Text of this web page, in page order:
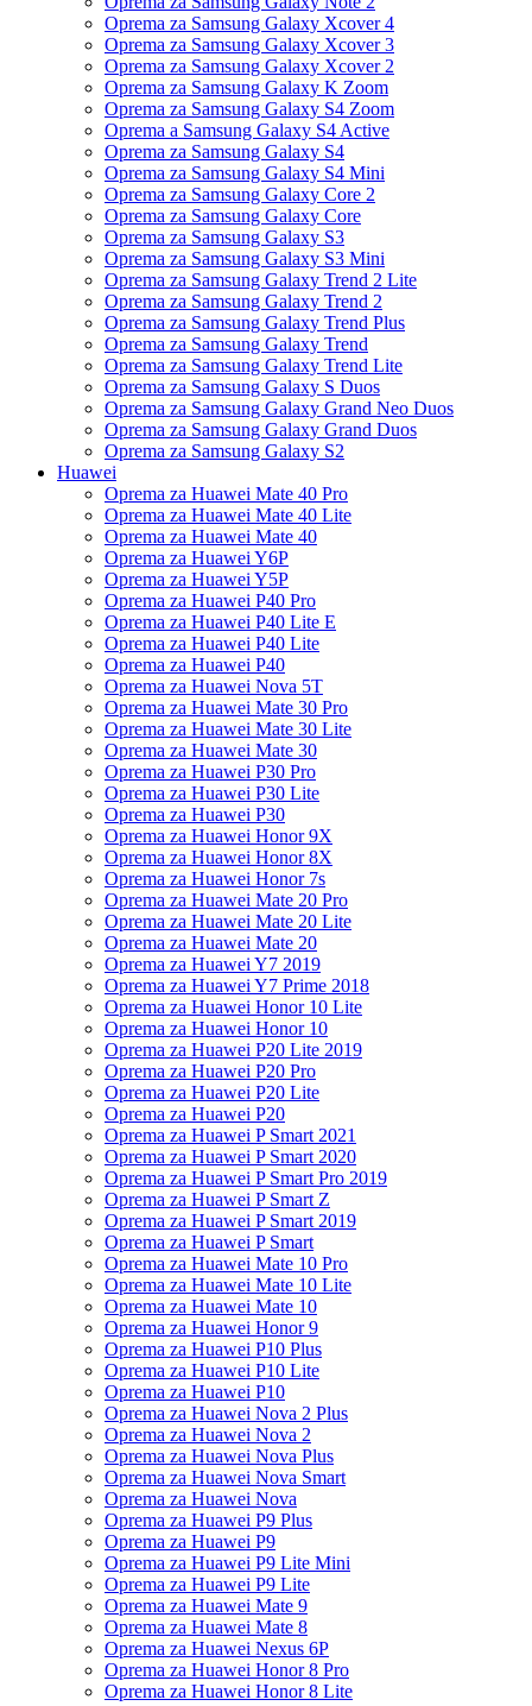
Oprema za Samsung Galaxy Xcover 4
Oprema za Samsung Galaxy Xcover 3
Oprema za Samsung Galaxy Xcover 2
Oprema za Samsung Galaxy K Zoom
Oprema za Samsung Galaxy S4 Zoom
Oprema a Samsung Galaxy S4 Active
Oprema za Samsung Galaxy S4
Oprema za Samsung Galaxy S4 Mini
Oprema za Samsung Galaxy Core 2
Oprema za Samsung Galaxy Core
Oprema za Samsung Galaxy S3
Oprema za Samsung Galaxy S3 Mini
Oprema za Samsung Galaxy Trend 2 Lite
Oprema za Samsung Galaxy Trend 2
Oprema za Samsung Galaxy Trend Plus
Oprema za Samsung Galaxy Trend
Oprema za Samsung Galaxy Trend Lite
Oprema za Samsung Galaxy S Duos
Oprema za Samsung Galaxy Grand Neo Duos
Oprema za Samsung Galaxy Grand Duos
Oprema za Samsung Galaxy S2
Huawei
Oprema za Huawei Mate 40 Pro
Oprema za Huawei Mate 40 Lite
Oprema za Huawei Mate 40
Oprema za Huawei Y6P
Oprema za Huawei Y5P
Oprema za Huawei P40 Pro
Oprema za Huawei P40 Lite E
Oprema za Huawei P40 Lite
Oprema za Huawei P40
Oprema za Huawei Nova 5T
Oprema za Huawei Mate 30 Pro
Oprema za Huawei Mate 30 Lite
Oprema za Huawei Mate 30
Oprema za Huawei P30 Pro
Oprema za Huawei P30 Lite
Oprema za Huawei P30
Oprema za Huawei Honor 9X
Oprema za Huawei Honor 8X
Oprema za Huawei Honor 7s
Oprema za Huawei Mate 20 Pro
Oprema za Huawei Mate 20 Lite
Oprema za Huawei Mate 20
Oprema za Huawei Y7 2019
Oprema za Huawei Y7 Prime 2018
Oprema za Huawei Honor 10 Lite
Oprema za Huawei Honor 10
Oprema za Huawei P20 Lite 2019
Oprema za Huawei P20 Pro
Oprema za Huawei P20 Lite
Oprema za Huawei P20
Oprema za Huawei P Smart 2021
Oprema za Huawei P Smart 2020
Oprema za Huawei P Smart Pro 2019
Oprema za Huawei P Smart Z
Oprema za Huawei P Smart 2019
Oprema za Huawei P Smart
Oprema za Huawei Mate 10 Pro
Oprema za Huawei Mate 10 Lite
Oprema za Huawei Mate 10
Oprema za Huawei Honor 9
Oprema za Huawei P10 Plus
Oprema za Huawei P10 Lite
Oprema za Huawei P10
Oprema za Huawei Nova 2 Plus
Oprema za Huawei Nova 2
Oprema za Huawei Nova Plus
Oprema za Huawei Nova Smart
Oprema za Huawei Nova
Oprema za Huawei P9 Plus
Oprema za Huawei P9
Oprema za Huawei P9 Lite Mini
Oprema za Huawei P9 Lite
Oprema za Huawei Mate 9
Oprema za Huawei Mate 8
Oprema za Huawei Nexus 6P
Oprema za Huawei Honor 8 Pro
Oprema za Huawei Honor 8 Lite